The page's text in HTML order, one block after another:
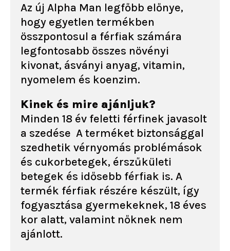
Az új Alpha Man legfőbb előnye,
hogy egyetlen termékben
összpontosul a férfiak számára
legfontosabb összes növényi
kivonat, ásványi anyag, vitamin,
nyomelem és koenzim.
Kinek és mire ajánljuk?
Minden 18 év feletti férfinek javasolt
a szedése A terméket biztonsággal
szedhetik vérnyomás problémások
és cukorbetegek, érszűkületi
betegek és idősebb férfiak is. A
termék férfiak részére készült, így
fogyasztása gyermekeknek, 18 éves
kor alatt, valamint nőknek nem
ajánlott.